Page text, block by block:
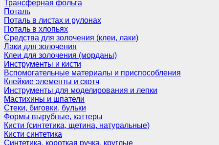
Трансферная фольга
Поталь
Поталь в листах и рулонах
Поталь в хлопьях
Средства для золочения (клеи, лаки)
Лаки для золочения
Клеи для золочения (морданы)
Инструменты и кисти
Вспомогательные материалы и приспособления
Клейкие элементы и скотч
Инструменты для моделирования и лепки
Мастихины и шпатели
Стеки, биговки, бульки
Формы вырубные, каттеры
Кисти (синтетика, щетина, натуральные)
Кисти синтетика
Синтетика, короткая ручка, круглые